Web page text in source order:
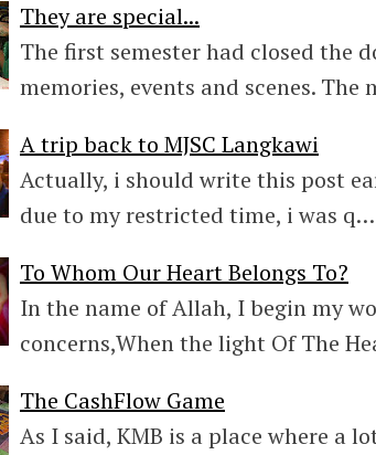
They are special...
The first semester had closed the
memories, events and scenes. The
A trip back to MJSC Langkawi
Actually, i should write this post
due to my restricted time, i was q…
To Whom Our Heart Belongs To?
In the name of Allah, I begin my
concerns,When the light Of The
The CashFlow Game
As I said, KMB is a place where a